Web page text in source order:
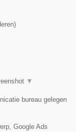
)
▼
bureau gelegen
Google Ads